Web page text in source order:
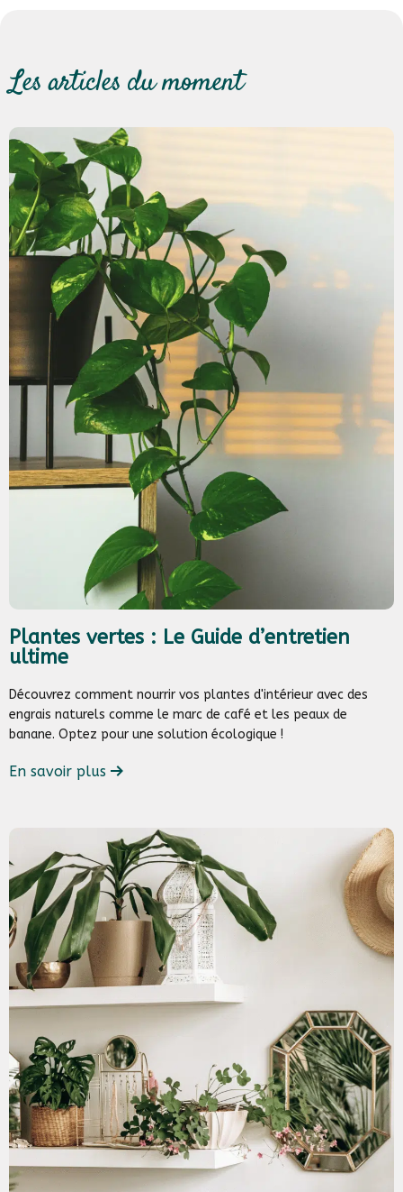
Les articles du moment
Plantes vertes : Le Guide d’entretien
ultime
Découvrez comment nourrir vos plantes d'intérieur avec des
engrais naturels comme le marc de café et les peaux de
banane. Optez pour une solution écologique !
En savoir plus